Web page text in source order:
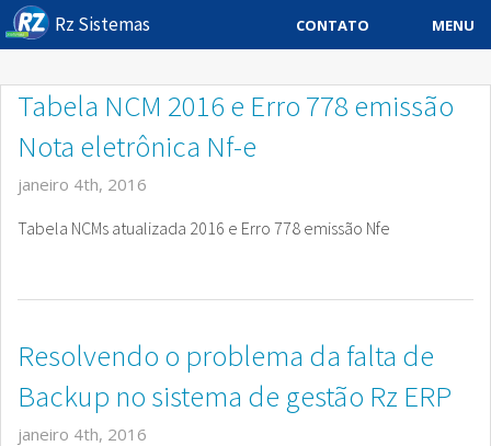
Rz Sistemas CONTATO MENU
Downloads
Buscar no Site
Tabela NCM 2016 e Erro 778 emissão
Nota eletrônica Nf-e
janeiro 4th, 2016
Tabela NCMs atualizada 2016 e Erro 778 emissão Nfe
Resolvendo o problema da falta de
Backup no sistema de gestão Rz ERP
janeiro 4th, 2016